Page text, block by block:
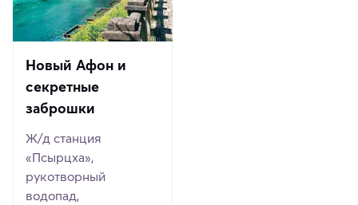
Новый Афон и
секретные
заброшки
Ж/д станция
«Псырцха»,
рукотворный
водопад,